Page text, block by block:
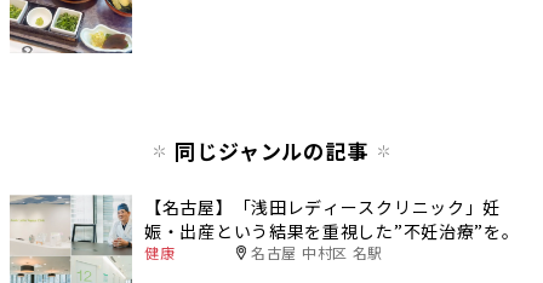
同じジャンルの記事
【名古屋】「浅田レディースクリニック」妊
娠・出産という結果を重視した”不妊治療”を。
健康 名古屋 中村区 名駅